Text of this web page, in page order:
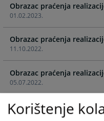
forward
to
interact
with
the
calendar
and
select
a
date.
a
01.02.2023.
Obrazac praćenja
11.10.2022.
Obrazac praćenja
05.07.2022.
Obrazac praćenja
04.04.2022.
Obrazac praćenja
Korištenje